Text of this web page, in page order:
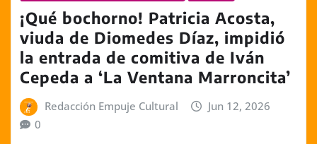
¡Qué bochorno! Patricia Acosta,
viuda de Diomedes Díaz, impidió
la entrada de comitiva de Iván
Cepeda a ‘La Ventana Marroncita’
Redacción Empuje Cultural
Jun 12, 2026
0